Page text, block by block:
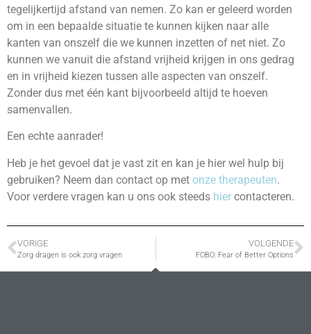
tegelijkertijd afstand van nemen. Zo kan er geleerd worden
om in een bepaalde situatie te kunnen kijken naar alle
kanten van onszelf die we kunnen inzetten of net niet. Zo
kunnen we vanuit die afstand vrijheid krijgen in ons gedrag
en in vrijheid kiezen tussen alle aspecten van onszelf.
Zonder dus met één kant bijvoorbeeld altijd te hoeven
samenvallen.
Een echte aanrader!
Heb je het gevoel dat je vast zit en kan je hier wel hulp bij
gebruiken? Neem dan contact op met onze therapeuten.
Voor verdere vragen kan u ons ook steeds hier contacteren.
VORIGE
Zorg dragen is ook zorg vragen
VOLGENDE
FOBO: Fear of Better Options